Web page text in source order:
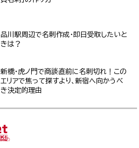
品川駅周辺で名刺作成・即日受取したいと
きは？
新橋・虎ノ門で商談直前に名刺切れ！この
エリアで焦って探すより、新宿へ向かうべ
き決定的理由